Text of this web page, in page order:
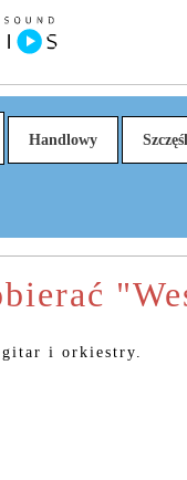
Handlowy
gitar i orkiestry.